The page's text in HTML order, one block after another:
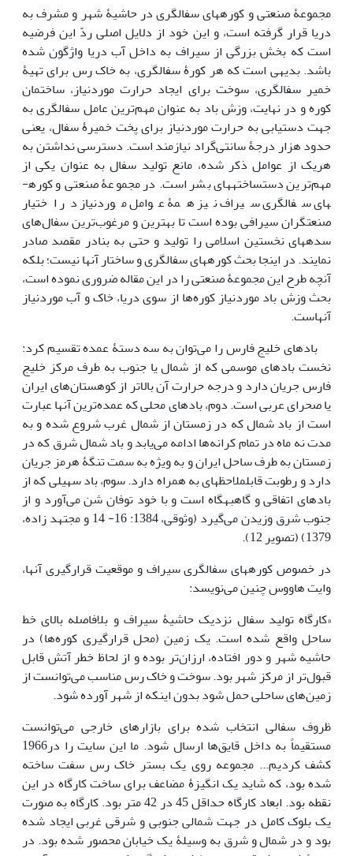
مجموعۀ صنعتی و کوره­های سفالگری در حاشیۀ شهر و مشرف به
دریا قرار گرفته است، و این خود از دلایل اصلی ردّ این فرضیه
است که بخش بزرگی از سیراف به داخل آب دریا واژگون شده
باشد. بدیهی است که هر کورۀ سفالگری، به خاک رس برای تهیۀ
خمیر سفالگری، سوخت برای ایجاد حرارت موردنیاز، ساختمان
کوره و در نهایت، وزش باد به عنوان مهم‌ترین عامل سفالگری به
جهت دستیابی به حرارت موردنیاز برای پخت خمیرۀ سفال، یعنی
حدود هزار درجۀ سانتی‌گراد نیازمند است. دسترسی نداشتن به
هریک از عوامل ذکر شده، مانع تولید سفال به عنوان یکی از
مهم‌ترین دست­ساخته­های بشر است. در مجموعۀ صنعتی و کوره­
های سفالگری سیراف نیز همۀ عوامل موردنیاز در اختیار
صنعتگران سیرافی بوده است تا بهترین و مرغوب‌ترین سفال‌های
سده­های نخستین اسلامی را تولید و حتی به بنادر مقصد صادر
نمایند. در اینجا بحث کوره­های سفالگری و ساختار آنها نیست؛ بلکه
آنچه طرح این مجموعۀ صنعتی را در این مقاله ضروری نموده است،
بحث وزش باد موردنیاز کوره‌ها از سوی دریا، خاک و آب موردنیاز
آنهاست.
بادهای خلیج فارس را می‌توان به سه دستۀ عمده تقسیم کرد:
نخست بادهای موسمی که از شمال یا جنوب به طرف مرکز خلیج
فارس جریان دارد و درجه حرارت آن بالاتر از کوهستان‌های ایران
یا صحرای عربی است. دوم، بادهای محلی که عمده‌ترین آنها عبارت
است از باد شمال که در زمستان از شمال غرب شروع شده و به
مدت نه ماه در تمام کرانه‌ها ادامه می‌یابد و باد شمال شرق که در
زمستان به طرف ساحل ایران و به ویژه به سمت تنگۀ هرمز جریان
دارد و رطوبت قابل­ملاحظه­ای به همراه دارد. سوم، باد سهیلی که از
بادهای اتفاقی و گاه­به­گاه است و با خود توفان شن می‌آورد و از
جنوب شرق وزیدن می‌گیرد (وثوقی، 1384: 16- 14 و مجتهد زاده،
1379) (تصویر 12).
در خصوص کوره­های سفالگری سیراف و موقعیت قرارگیری آنها،
وایت هاووس چنین می‌نویسد:
«کارگاه تولید سفال نزدیک حاشیۀ سیراف و بلافاصله بالای خط
ساحل واقع شده است. یک زمین (محل قرارگیری کوره‌ها­) در
حاشیه شهر و دور افتاده، ارزان‌تر بوده و از لحاظ خطر آتش قابل
قبول‌تر از مرکز شهر بود. سوخت و خاک رس مناسب می‌توانست از
زمین‌های ساحلی حمل شود بدون اینکه از شهر آورده شود.
ظروف سفالی انتخاب شده برای بازارهای خارجی می‌توانست
مستقیماً به داخل قایق‌ها ارسال شود. ما این سایت را در­1966
کشف کردیم... مجموعه روی یک بستر خاک رس سفت ساخته
شده بود، که شاید یک انگیزۀ مضاعف برای ساخت کارگاه در این
نقطه بود. ابعاد کارگاه حداقل 45 در 42 متر بود. کارگاه به صورت
یک بلوک کامل در جهت شمالی جنوبی و شرقی غربی ایجاد شده
بود و در شمال و شرق به وسیلۀ یک خیابان محصور شده بود. در